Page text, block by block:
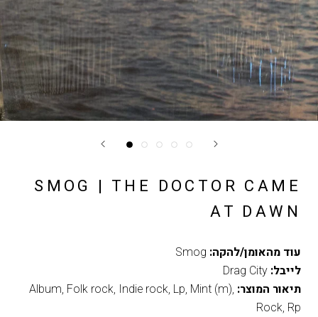
SMOG | THE DOCTOR CAME
AT DAWN
עוד מהאומן/להקה: Smog
לייבל: Drag City
תיאור המוצר:
Album, Folk rock, Indie rock, Lp, Mint (m),
Rock, Rp